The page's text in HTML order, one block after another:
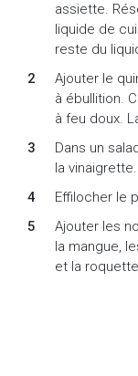
assiette.
liquide de
reste du
Ajouter le
à ébullition.
à feu doux.
Dans un
la vinaigrette.
Effilocher le
Ajouter les
la mangue,
et la